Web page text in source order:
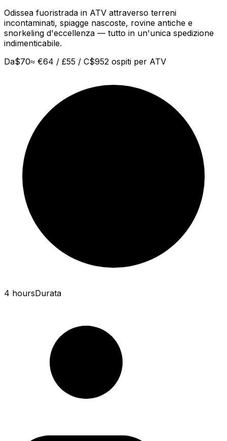
Odissea fuoristrada in ATV attraverso terreni
incontaminati, spiagge nascoste, rovine antiche e
snorkeling d'eccellenza — tutto in un'unica spedizione
indimenticabile.
Da$70≈ €64 / £55 / C$952 ospiti per ATV
4 hoursDurata